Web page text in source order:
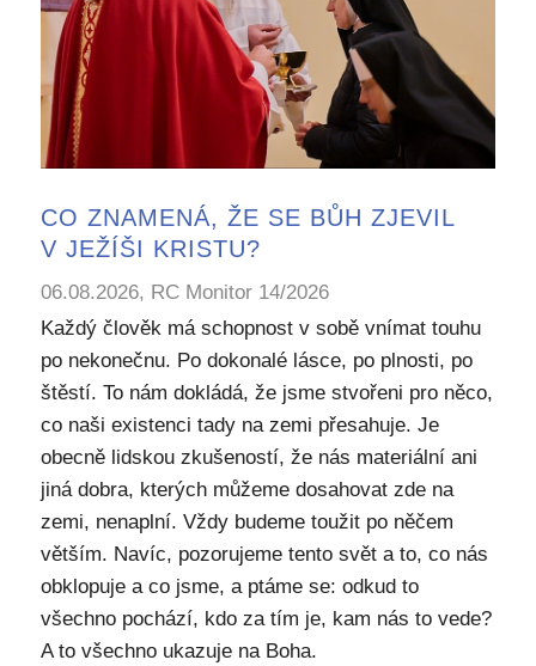
CO ZNAMENÁ, ŽE SE BŮH ZJEVIL
V JEŽÍŠI KRISTU?
06.08.2026, RC Monitor 14/2026
Každý člověk má schopnost v sobě vnímat touhu
po nekonečnu. Po dokonalé lásce, po plnosti, po
štěstí. To nám dokládá, že jsme stvořeni pro něco,
co naši existenci tady na zemi přesahuje. Je
obecně lidskou zkušeností, že nás materiální ani
jiná dobra, kterých můžeme dosahovat zde na
zemi, nenaplní. Vždy budeme toužit po něčem
větším. Navíc, pozorujeme tento svět a to, co nás
obklopuje a co jsme, a ptáme se: odkud to
všechno pochází, kdo za tím je, kam nás to vede?
A to všechno ukazuje na Boha.